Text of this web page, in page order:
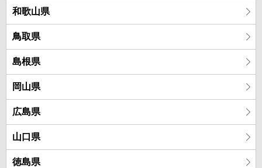
和歌山県
鳥取県
島根県
岡山県
広島県
山口県
徳島県